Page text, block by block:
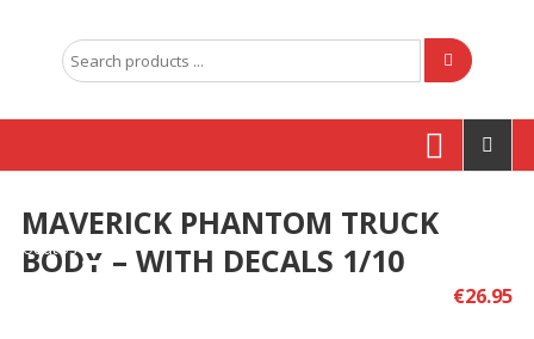
Produtos
Carson
outras
Search
for:
MAVERICK PHANTOM TRUCK
BODY – WITH DECALS 1/10
€26.95